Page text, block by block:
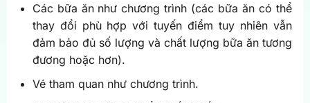
Các bữa ăn như chương trình (các bữa ăn có thể
thay đổi phù hợp với tuyến điểm tuy nhiên vẫn
đảm bảo đủ số lượng và chất lượng bữa ăn tương
đương hoặc hơn).
Vé tham quan như chương trình.